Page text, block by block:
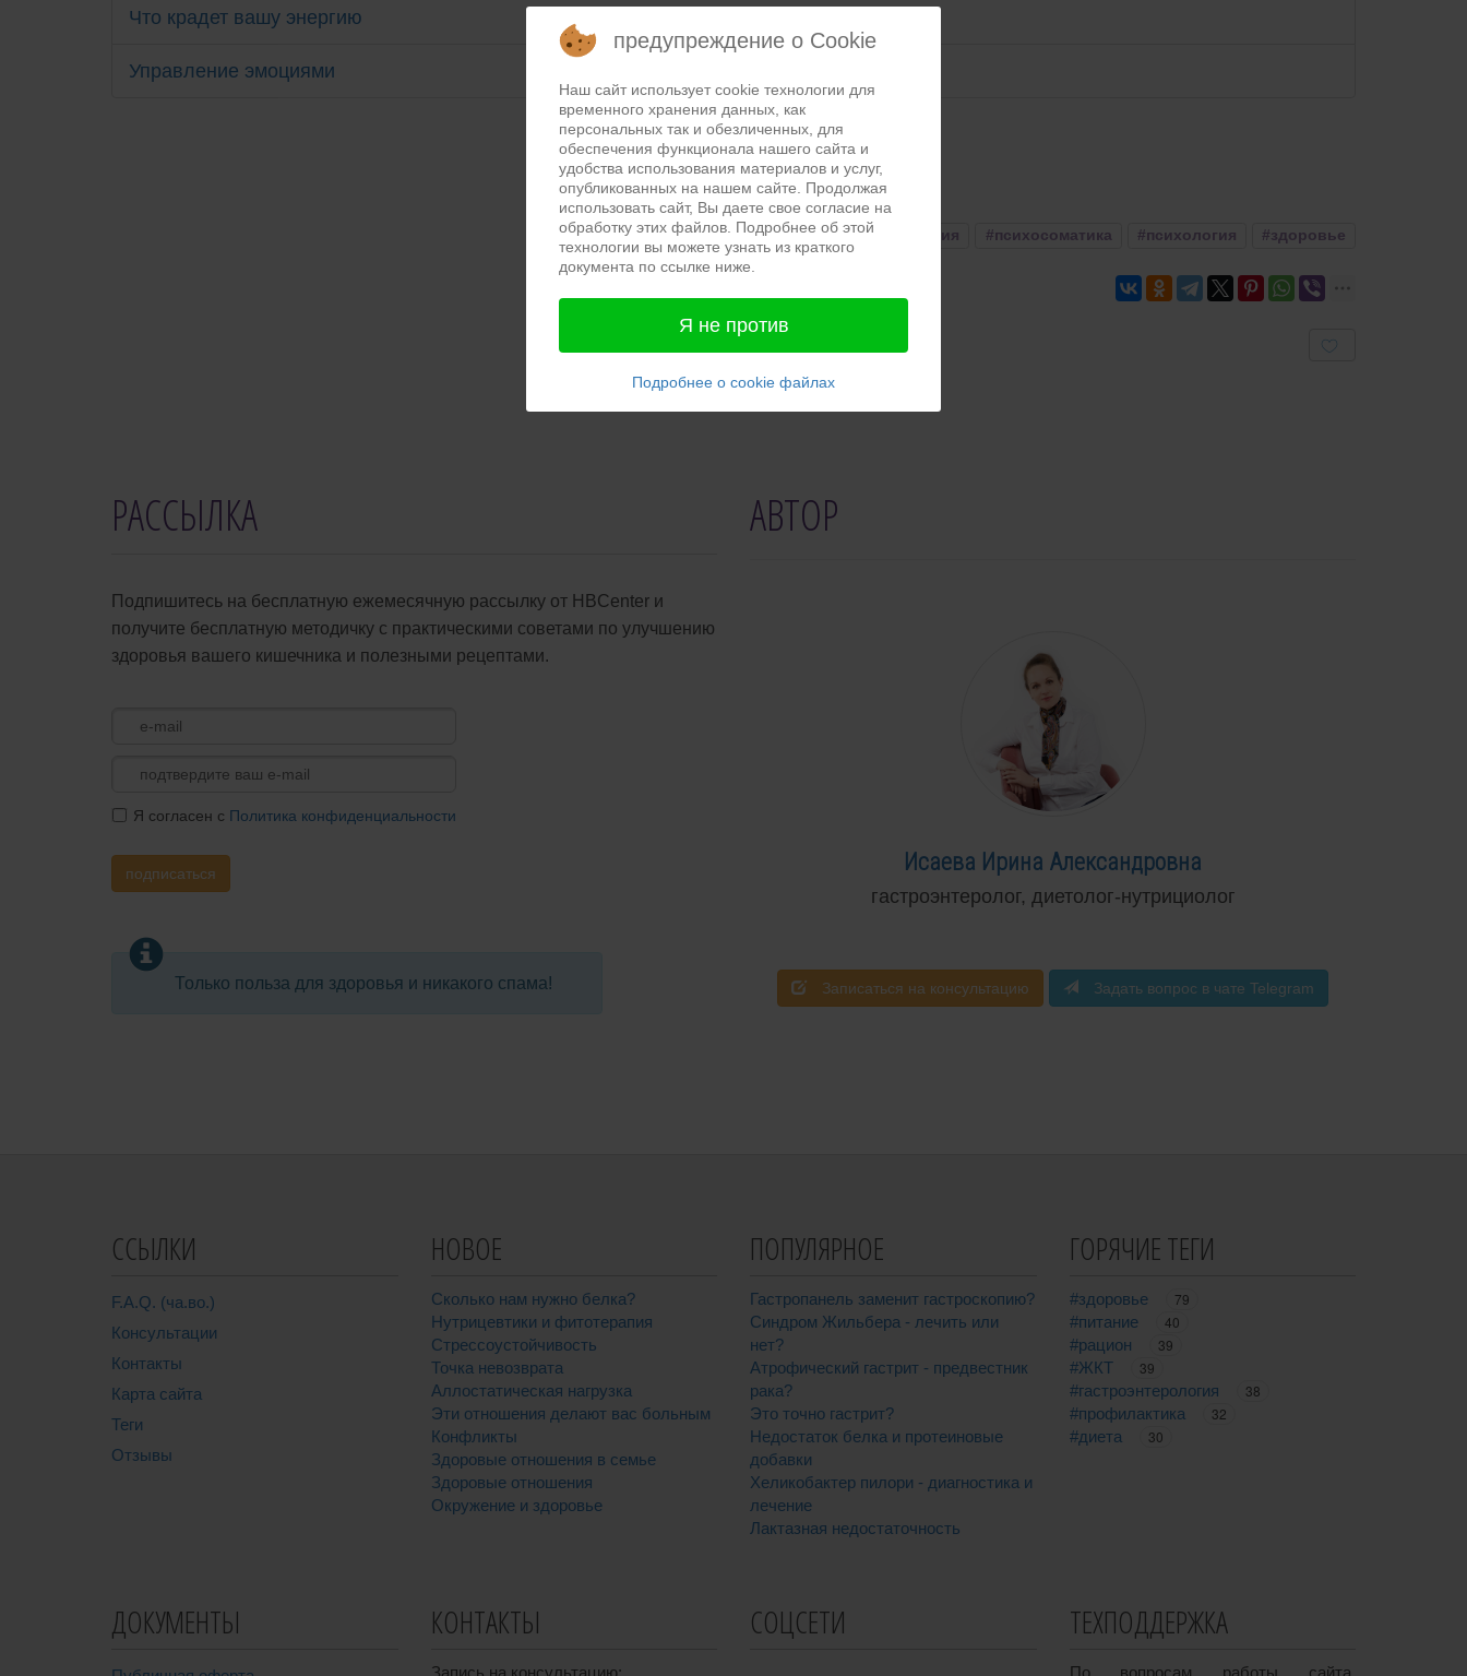
Что крадет вашу энергию
Управление эмоциями
#здоровье
#психология
#психосоматика
#психотерапия
#клуб
#мышление
#энергия
РАССЫЛКА
Подпишитесь на бесплатную ежемесячную рассылку от HBCenter и
получите бесплатную методичку с практическими советами по улучшению
здоровья вашего кишечника и полезными рецептами.
Я согласен с Политика конфиденциальности
подписаться
Только польза для здоровья и никакого спама!
АВТОР
Исаева Ирина Александровна
гастроэнтеролог, диетолог-нутрициолог
Записаться на консультацию Задать вопрос в чате Telegram
ССЫЛКИ
F.A.Q. (ча.во.)
Консультации
Контакты
Карта сайта
Теги
Отзывы
НОВОЕ
Сколько нам нужно белка?
Нутрицевтики и фитотерапия
Стрессоустойчивость
Точка невозврата
Аллостатическая нагрузка
Эти отношения делают вас больным
Конфликты
Здоровые отношения в семье
Здоровые отношения
Окружение и здоровье
ПОПУЛЯРНОЕ
Гастропанель заменит гастроскопию?
Синдром Жильбера - лечить или
нет?
Атрофический гастрит - предвестник
рака?
Это точно гастрит?
Недостаток белка и протеиновые
добавки
Хеликобактер пилори - диагностика и
лечение
Лактазная недостаточность
ГОРЯЧИЕ ТЕГИ
#здоровье
79
#питание
40
#рацион
39
#ЖКТ
39
#гастроэнтерология
38
#профилактика
32
#диета
30
ДОКУМЕНТЫ КОНТАКТЫ
Запись на консультацию:
СОЦСЕТИ ТЕХПОДДЕРЖКА
По вопросам работы сайта,
предупреждение о Cookie
Наш сайт использует cookie технологии для
временного хранения данных, как
персональных так и обезличенных, для
обеспечения функционала нашего сайта и
удобства использования материалов и услуг,
опубликованных на нашем сайте. Продолжая
использовать сайт, Вы даете свое согласие на
обработку этих файлов. Подробнее об этой
технологии вы можете узнать из краткого
документа по ссылке ниже.
Я не против
Подробнее о cookie файлах